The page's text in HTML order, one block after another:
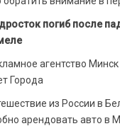
погиб после
агентство
Города
из России в
арендовать авто в